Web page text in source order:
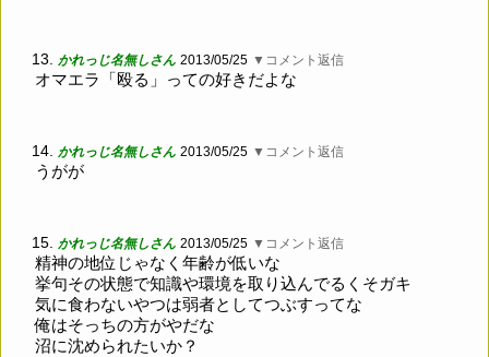
13. かれっじ名無しさん 2013/05/25 ▼コメント返信
オマエラ「殴る」っての好きだよな
14. かれっじ名無しさん 2013/05/25 ▼コメント返信
うがが
15. かれっじ名無しさん 2013/05/25 ▼コメント返信
精神の地位じゃなく年齢が低いな
挙句その状態で知識や環境を取り込んでるくそガキ
気に食わないやつは弱者としてつぶすってな
俺はそっちの方がやだな
沼に沈められたいか？